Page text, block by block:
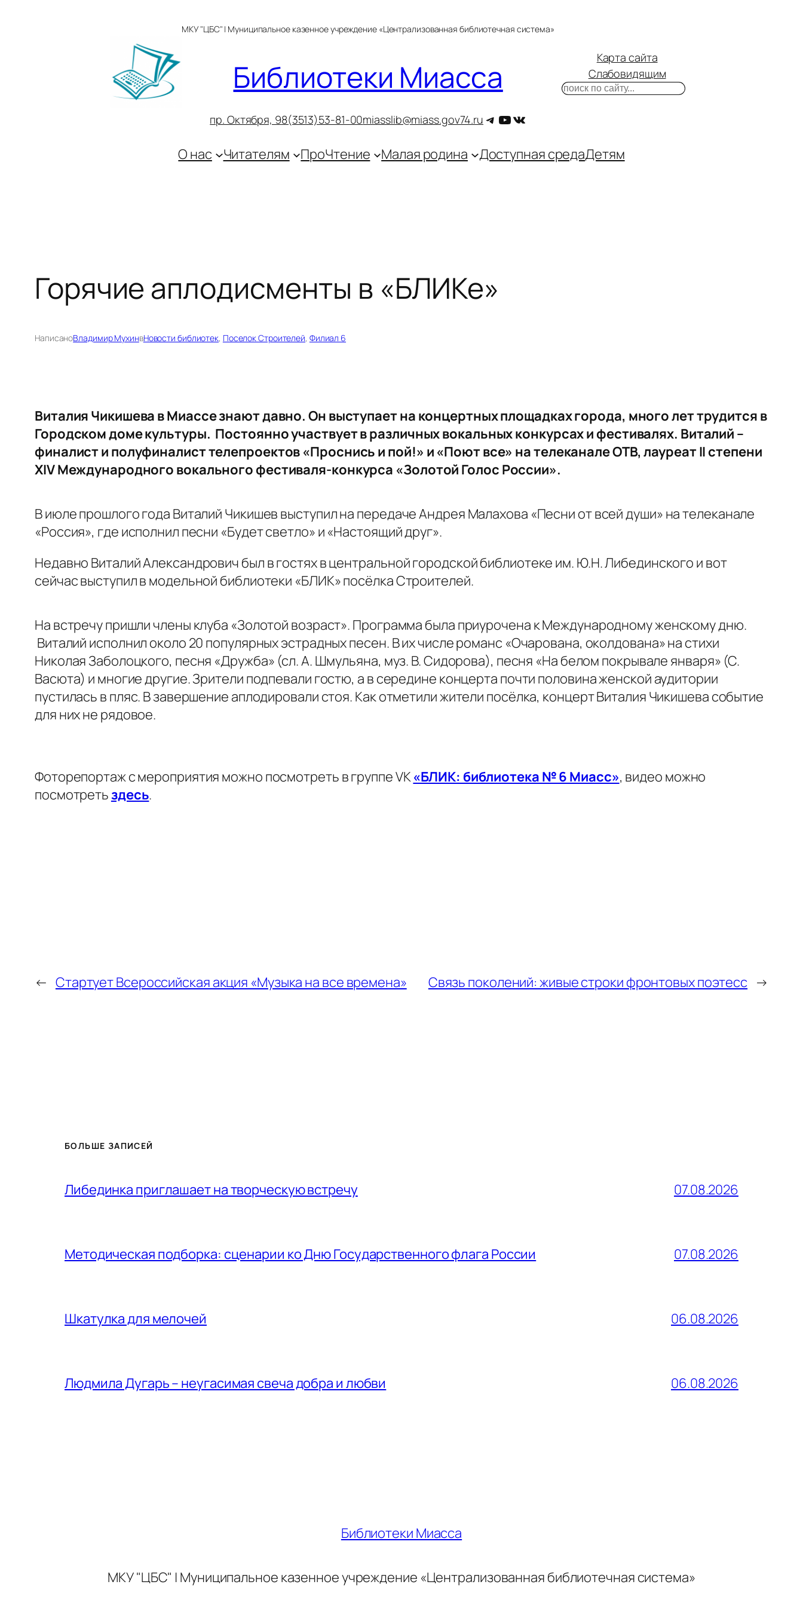
МКУ "ЦБС" | Муниципальное казенное учреждение «Централизованная библиотечная система»
Библиотеки Миасса
пр. Октября, 98(3513)53-81-00miasslib@miass.gov74.ru Telegram
YouTube
ВКонтакте
Карта сайта
Слабовидящим
Поиск
О нас Читателям ПроЧтение Малая родина Доступная средаДетям
Горячие аплодисменты в «БЛИКе»
НаписаноВладимир МухинвНовости библиотек, Поселок Строителей, Филиал 6
Виталия Чикишева в Миассе знают давно. Он выступает на концертных площадках города, много лет трудится в
Городском доме культуры. Постоянно участвует в различных вокальных конкурсах и фестивалях. Виталий –
финалист и полуфиналист телепроектов «Проснись и пой!» и «Поют все» на телеканале ОТВ, лауреат II степени
XIV Международного вокального фестиваля-конкурса «Золотой Голос России».
В июле прошлого года Виталий Чикишев выступил на передаче Андрея Малахова «Песни от всей души» на телеканале
«Россия», где исполнил песни «Будет светло» и «Настоящий друг».
Недавно Виталий Александрович был в гостях в центральной городской библиотеке им. Ю.Н. Либединского и вот
сейчас выступил в модельной библиотеки «БЛИК» посёлка Строителей.
На встречу пришли члены клуба «Золотой возраст». Программа была приурочена к Международному женскому дню.
Виталий исполнил около 20 популярных эстрадных песен. В их числе романс «Очарована, околдована» на стихи
Николая Заболоцкого, песня «Дружба» (сл. А. Шмульяна, муз. В. Сидорова), песня «На белом покрывале января» (С.
Васюта) и многие другие. Зрители подпевали гостю, а в середине концерта почти половина женской аудитории
пустилась в пляс. В завершение аплодировали стоя. Как отметили жители посёлка, концерт Виталия Чикишева событие
для них не рядовое.
Фоторепортаж с мероприятия можно посмотреть в группе VK«БЛИК: библиотека № 6 Миасс», видео можно
посмотретьздесь.
← Стартует Всероссийская акция «Музыка на все времена» Связь поколений: живые строки фронтовых поэтесс →
БОЛЬШЕ ЗАПИСЕЙ
Либединка приглашает на творческую встречу 07.08.2026
Методическая подборка: сценарии ко Дню Государственного флага России 07.08.2026
Шкатулка для мелочей 06.08.2026
Людмила Дугарь – неугасимая свеча добра и любви 06.08.2026
Библиотеки Миасса
МКУ "ЦБС" | Муниципальное казенное учреждение «Централизованная библиотечная система»